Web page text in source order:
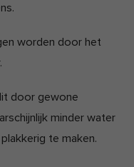
worden door het
door gewone
minder water
te maken.